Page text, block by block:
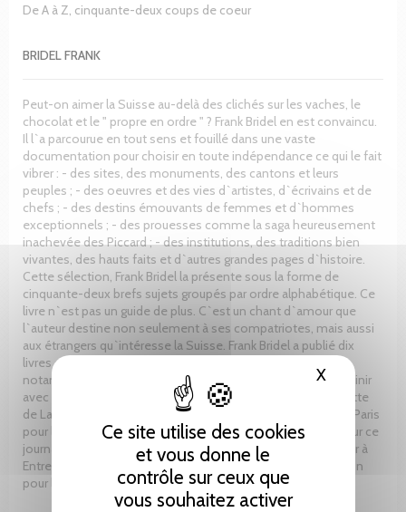
Ce site utilise des cookies
et vous donne le
contrôle sur ceux que
vous souhaitez activer
XMasquer
De A à Z, cinquante-deux coups de coeur
BRIDEL FRANK
Peut-on aimer la Suisse au-delà des clichés sur les vaches, le
chocolat et le " propre en ordre " ? Frank Bridel en est convaincu.
Il l`a parcourue en tout sens et fouillé dans une vaste
documentation pour choisir en toute indépendance ce qui le fait
vibrer : - des sites, des monuments, des cantons et leurs
peuples ; - des oeuvres et des vies d`artistes, d`écrivains et de
chefs ; - des destins émouvants de femmes et d`hommes
exceptionnels ; - des prouesses comme la saga heureusement
inachevée des Piccard ; - des institutions, des traditions bien
vivantes, des hauts faits et d`autres grandes pages d`histoire.
Cette sélection, Frank Bridel la présente sous la forme de
cinquante-deux brefs sujets groupés par ordre alphabétique. Ce
livre n`est pas un guide de plus. C`est un chant d`amour que
l`auteur destine non seulement à ses compatriotes, mais aussi
aux étrangers qu`intéresse la Suisse. Frank Bridel a publié dix
livres en vingt-cinq ans, dont quatre aux Éditions Slatkine,
notamment Non, nous n`étions pas des lâches et Pour en finir
avec le Rapport Bergier. Il a été rédacteur en chef de la Gazette
de Lausanne après avoir travaillé comme correspondant : à Paris
pour la Gazette, puis pour la Tribune de Genève ; à Berne pour ce
journal et pour la Radio suisse romande. Il a été collaborateur à
Entreprise romande et a dirigé à Bâle un bureau d`information
pour l`industrie pharmaceutique.